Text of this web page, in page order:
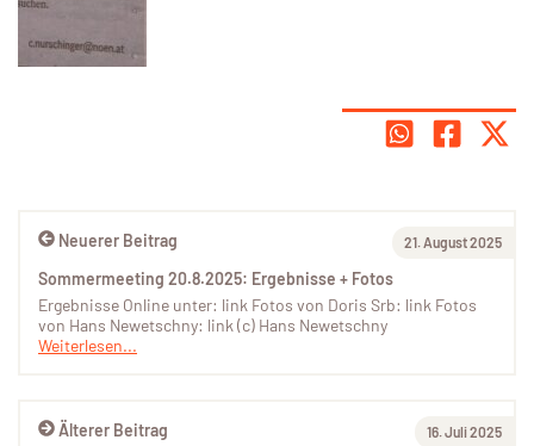
Älterer Beitrag 16. Juli 2025
Neuerer Beitrag 21. August 2025
Sommermeeting 20.8.2025: Ergebnisse + Fotos
Ergebnisse Online unter: link Fotos von Doris Srb: link Fotos
von Hans Newetschny: link (c) Hans Newetschny
Weiterlesen...